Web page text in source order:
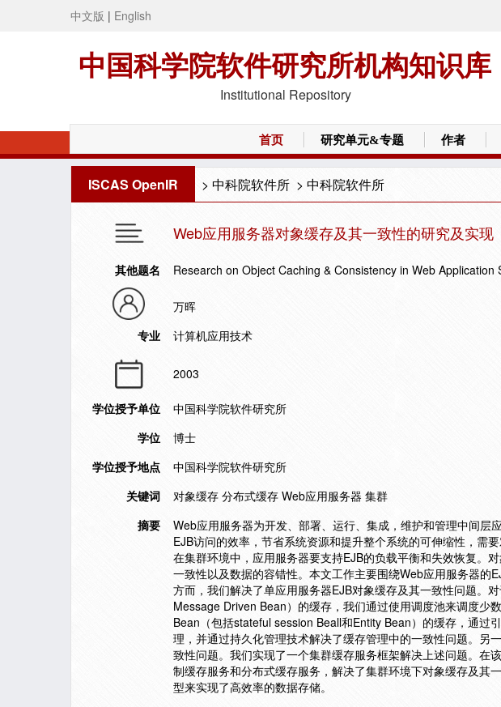
中文版 | English
中国科学院软件研究所机构知识库
Institutional Repository
首页 研究单元&专题 作者
ISCAS OpenIR > 中科院软件所 > 中科院软件所
Web应用服务器对象缓存及其一致性的研究及实现
其他题名 Research on Object Caching & Consistency in Web Application
万晖
专业
计算机应用技术
2003
学位授予单位
中国科学院软件研究所
学位
博士
学位授予地点
中国科学院软件研究所
关键词
对象缓存 分布式缓存 Web应用服务器 集群
摘要
Web应用服务器为开发、部署、运行、集成，维护和管理中间层
EJB访问的效率，节省系统资源和提升整个系统的可伸缩性，需
在集群环境中，应用服务器要支持EJB的负载平衡和失效恢复。
一致性以及数据的容错性。本文工作主要围绕Web应用服务器的
方而，我们解决了单应用服务器EJB对象缓存及其一致性问题。
Message Driven Bean）的缓存，我们通过使用调度池来调度少
Bean（包括stateful session Beall和Entity Bean）的缓存，通过
理，并通过持久化管理技术解决了缓存管理中的一致性问题。另
致性问题。我们实现了一个集群缓存服务框架解决上述问题。在
制缓存服务和分布式缓存服务，解决了集群环境下对象缓存及
型来实现了高效率的数据存储。